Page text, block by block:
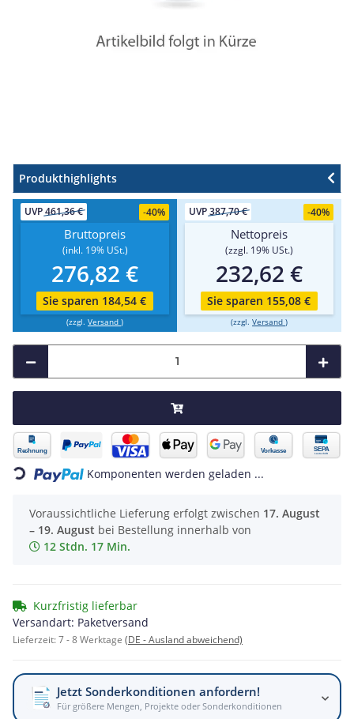
Produkthighlights
UVP461,36 € -40%
Bruttopreis
(inkl. 19% USt.)
276,82 €
Sie sparen 184,54 €
(zzgl. Versand )
UVP387,70 € -40%
Nettopreis
(zzgl. 19% USt.)
232,62 €
Sie sparen 155,08 €
(zzgl. Versand )
Loading... Komponenten werden geladen ...
Voraussichtliche Lieferung erfolgt zwischen 17. August
– 19. August bei Bestellung innerhalb von
12 Stdn. 17 Min.
Kurzfristig lieferbar
Versandart: Paketversand
Lieferzeit:7 - 8 Werktage (DE - Ausland abweichend)
Jetzt Sonderkonditionen anfordern!
Für größere Mengen, Projekte oder Sonderkonditionen